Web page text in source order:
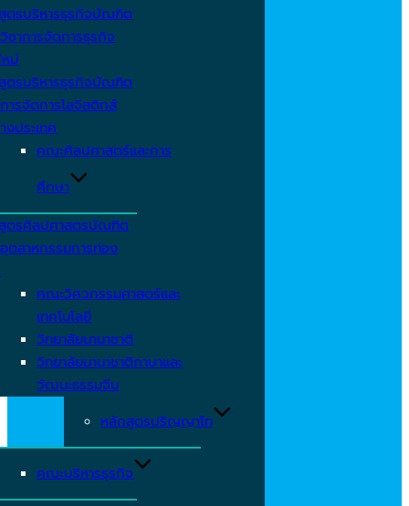
ตรบริหารธุรกิจบัณฑิต
ชาการจัดการธุรกิจ
ม่
ตรบริหารธุรกิจบัณฑิต
ารจัดการโลจิสติกส์
งประเทศ
คณะศิลปศาสตร์และการ
ศึกษา
ตรศิลปศาสตรบัณฑิต
ตสาหกรรมการท่อง
คณะวิศวกรรมศาสตร์และ
เทคโนโลยี
วิทยาลัยนานาชาติ
วิทยาลัยนานาชาติภาษาและ
วัฒนะธรรมจีน
หลักสูตรปริญญาโท
คณะบริหารธุรกิจ